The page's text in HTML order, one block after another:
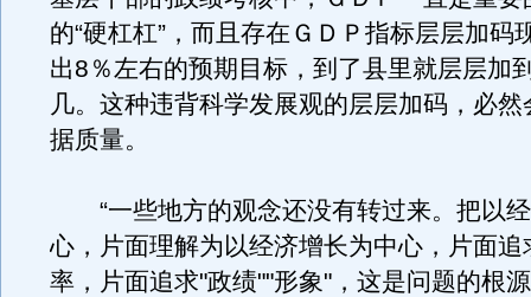
的“硬杠杠”，而且存在ＧＤＰ指标层层加码
出8％左右的预期目标，到了县里就层层加
几。这种违背科学发展观的层层加码，必
据质量。
“一些地方的观念还没有转过来。把以
心，片面理解为以经济增长为中心，片面追
率，片面追求"政绩""形象"，这是问题的根